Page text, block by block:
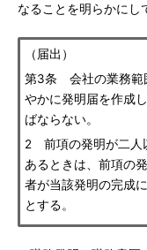
なることを明らかにし
（届出）
第3条 会社の業務範
やかに発明届を作成
ばならない。
2 前項の発明が二人
あるときは、前項の
者が当該発明の完成
とする。